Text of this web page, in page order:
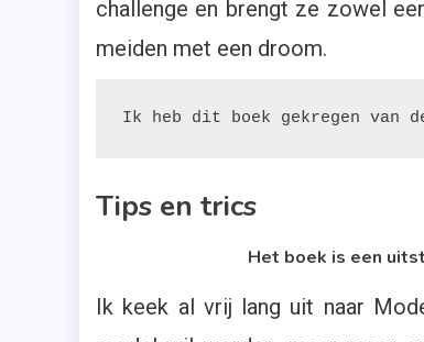
challenge en brengt ze zowel
meiden met een droom.
Ik heb dit boek gekregen
Tips en trics
Het boek is een
Ik keek al vrij lang uit naar